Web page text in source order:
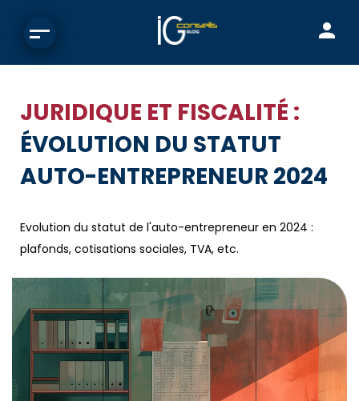
JURIDIQUE ET FISCALITÉ :
ÉVOLUTION DU STATUT
AUTO-ENTREPRENEUR 2024
Evolution du statut de l'auto-entrepreneur en 2024 :
plafonds, cotisations sociales, TVA, etc.